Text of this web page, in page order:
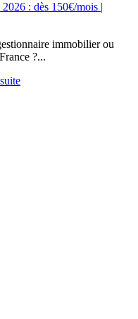
: dès 150€/mois |
immobilier ou
?...